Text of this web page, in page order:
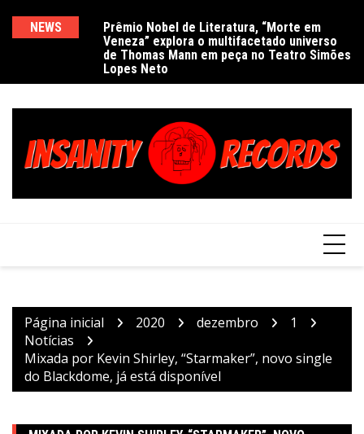
NEWS
Prêmio Nobel de Literatura, “Morte em
Veneza” explora o multifacetado universo
de Thomas Mann em peça no Teatro Simões
Lopes Neto
Página inicial 2020 dezembro
1
Notícias
Mixada por Kevin Shirley, “Starmaker”, novo single
do Blackdome, já está disponível